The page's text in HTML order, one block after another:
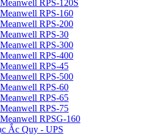
RPS-120S
RPS-160
RPS-200
RPS-30
RPS-300
RPS-400
RPS-45
RPS-500
RPS-60
RPS-65
RPS-75
RPSG-160
Ắc Quy - UPS